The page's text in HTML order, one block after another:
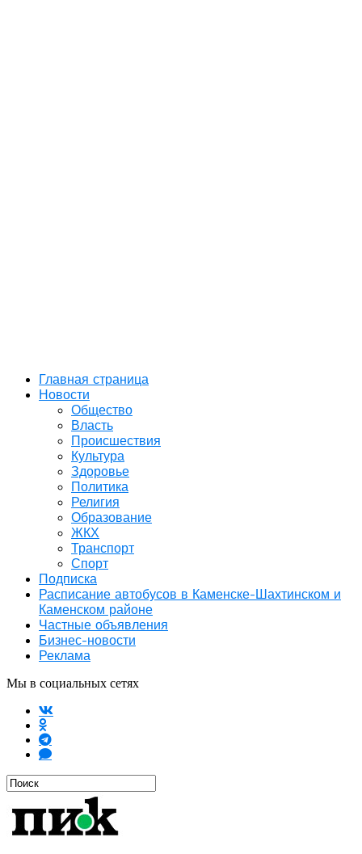
Главная страница
Новости
Общество
Власть
Происшествия
Культура
Здоровье
Политика
Религия
Образование
ЖКХ
Транспорт
Спорт
Подписка
Расписание автобусов в Каменске-Шахтинском и
Каменском районе
Частные объявления
Бизнес-новости
Реклама
Мы в социальных сетях